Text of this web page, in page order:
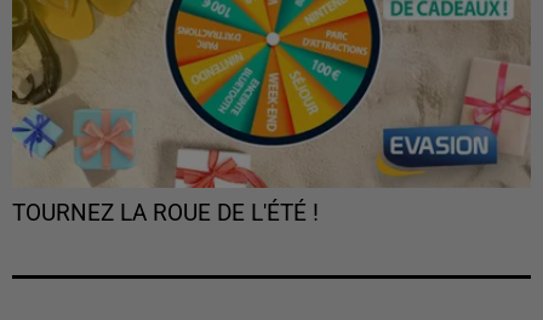
TOURNEZ LA ROUE DE L'ÉTÉ !